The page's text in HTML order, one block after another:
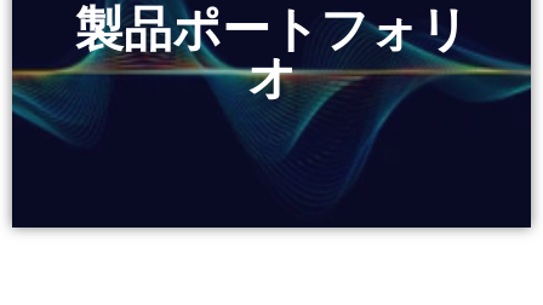
製品ポートフォリ
オ
製品ポートフォリ
オ